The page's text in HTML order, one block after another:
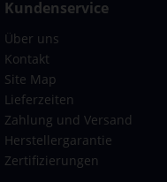
Kundenservice
Über uns
Kontakt
Site Map
Lieferzeiten
Zahlung und Versand
Herstellergarantie
Zertifizierungen